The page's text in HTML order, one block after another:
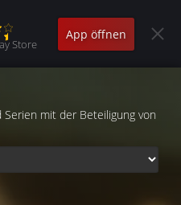
Store
App öffnen
mit der Beteiligung von